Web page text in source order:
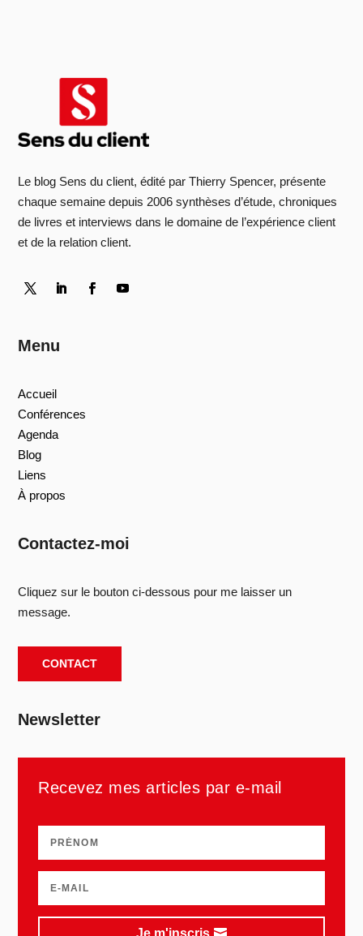
Le blog Sens du client, édité par Thierry Spencer, présente
chaque semaine depuis 2006 synthèses d’étude, chroniques
de livres et interviews dans le domaine de l’expérience client
et de la relation client.
Menu
Accueil
Conférences
Agenda
Blog
Liens
À propos
Contactez-moi
Cliquez sur le bouton ci-dessous pour me laisser un
message.
CONTACT
Newsletter
Recevez mes articles par e-mail
Je m'inscris